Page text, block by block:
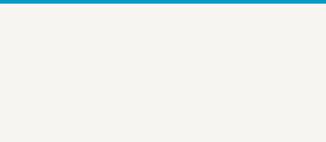
Personen